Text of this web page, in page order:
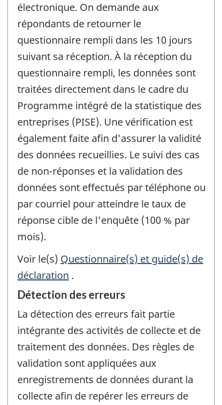
électronique. On demande aux
répondants de retourner le
questionnaire rempli dans les 10 jours
suivant sa réception. À la réception du
questionnaire rempli, les données sont
traitées directement dans le cadre du
Programme intégré de la statistique des
entreprises (PISE). Une vérification est
également faite afin d'assurer la validité
des données recueillies. Le suivi des cas
de non-réponses et la validation des
données sont effectués par téléphone ou
par courriel pour atteindre le taux de
réponse cible de l'enquête (100 % par
mois).
Voir le(s) Questionnaire(s) et guide(s) de
déclaration .
Détection des erreurs
La détection des erreurs fait partie
intégrante des activités de collecte et de
traitement des données. Des règles de
validation sont appliquées aux
enregistrements de données durant la
collecte afin de repérer les erreurs de